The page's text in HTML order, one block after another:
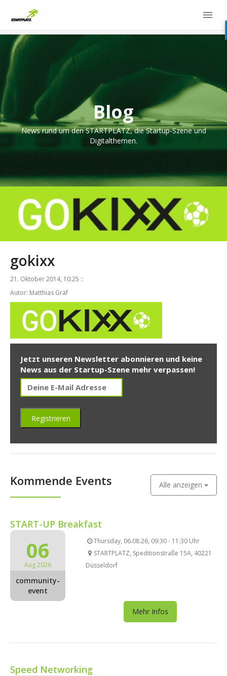
Blog
News rund um den STARTPLATZ, die Startup-Szene und
Digitalthemen.
gokixx
21. Oktober 2014, 10:25 ::
Autor: Matthias Gräf
Jetzt unseren Newsletter abonnieren und keine
News aus der Startup-Szene mehr verpassen!
Kommende Events Alle anzeigen
START-UP Breakfast
06
Aug 2026
community-
event
Thursday, 06.08.26, 09:30 - 11:30 Uhr
STARTPLATZ, Speditionstraße 15A, 40221
Düsseldorf
Mehr Infos
Speed Networking